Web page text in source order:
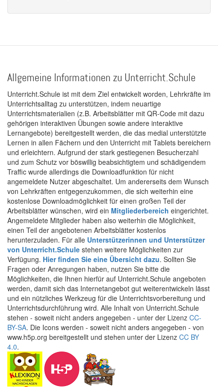
Allgemeine Informationen zu Unterricht.Schule
Unterricht.Schule ist mit dem Ziel entwickelt worden, Lehrkräfte im
Unterrichtsalltag zu unterstützen, indem neuartige
Unterrichtsmaterialien (z.B. Arbeitsblätter mit QR-Code mit dazu
gehörigen interaktiven Übungen sowie andere interaktive
Lernangebote) bereitgestellt werden, die das medial unterstützte
Lernen in allen Fächern und den Unterricht mit Tablets bereichern
und erleichtern. Aufgrund der stark gestiegenen Besucherzahl
und zum Schutz vor böswillig beabsichtigtem und schädigendem
Traffic wurde allerdings die Downloadfunktion für nicht
angemeldete Nutzer abgeschaltet. Um andererseits dem Wunsch
von Lehrkräften entgegenzukommen, die sich weiterhin eine
kostenlose Downloadmöglichkeit für einen großen Teil der
Arbeitsblätter wünschen, wird ein Mitgliederbereich eingerichtet.
Angemeldete Mitglieder haben also weiterhin die Möglichkeit,
einen Teil der angebotenen Arbeitsblätter kostenlos
herunterzuladen. Für alle Unterstützerinnen und Unterstützer
von Unterricht.Schule stehen weitere Möglichkeiten zur
Verfügung. Hier finden Sie eine Übersicht dazu. Sollten Sie
Fragen oder Anregungen haben, nutzen Sie bitte die
Möglichkeiten, die Ihnen hierfür auf Unterricht.Schule angeboten
werden, damit sich das Internetangebot gut weiterentwickeln lässt
und ein nützliches Werkzeug für die Unterrichtsvorbereitung und
Unterrichtsdurchführung wird. Alle Inhalt von Unterricht.Schule
stehen - soweit nicht anders angegeben - unter der Lizenz CC-
BY-SA. Die Icons werden - soweit nicht anders angegeben - von
www.h5p.org bereitgestellt und stehen unter der Lizenz CC BY
4.0.